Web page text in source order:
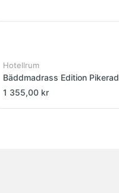
Hotellrum
Bäddmadrass Edition Pikerad
1 355,00 kr